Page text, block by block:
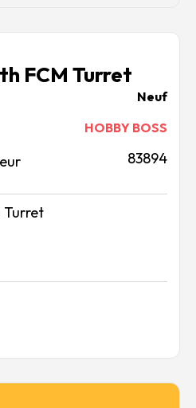
FCM Turret
Neuf
HOBBY BOSS
83894
Turret